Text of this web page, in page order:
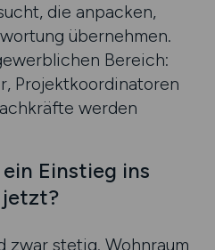
die anpacken,
übernehmen.
Bereich:
Projektkoordinatoren
werden
Einstieg ins
jetzt?
zwar stetig. Wohnraum